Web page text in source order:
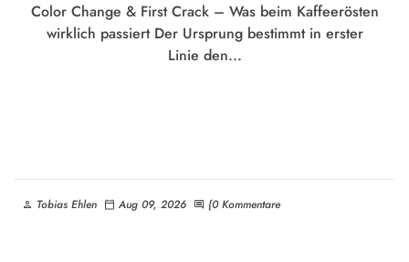
Color Change & First Crack – Was beim Kaffeerösten
wirklich passiert Der Ursprung bestimmt in erster
Linie den...
person Tobias Ehlen calendar_today Aug 09, 2026 comment {0 Kommentare